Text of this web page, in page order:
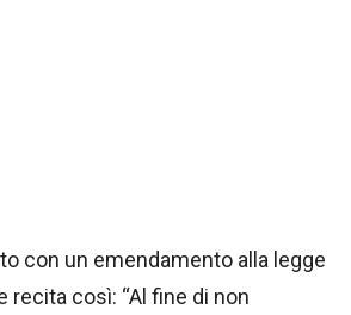
con un emendamento alla legge
recita così: “Al fine di non